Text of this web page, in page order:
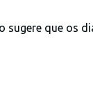
que os